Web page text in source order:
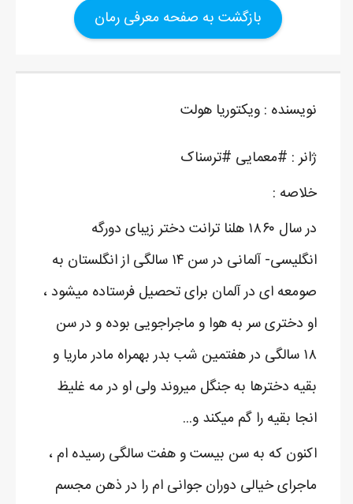
بازگشت به صفحه معرفی رمان
نویسنده : ویکتوریا هولت
ژانر : #معمایی #ترسناک
خلاصه :
در سال ۱۸۶۰ هلنا ترانت دختر زیبای دورگه
انگلیسی- آلمانی در سن ۱۴ سالگی از انگلستان به
صومعه ای در آلمان برای تحصیل فرستاده میشود ،
او دختری سر به هوا و ماجراجویی بوده و در سن
۱۸ سالگی در هفتمین شب بدر بهمراه مادر ماریا و
بقیه دخترها به جنگل میروند ولی او در مه غلیظ
انجا بقیه را گم میکند و...
اکنون که به سن بیست و هفت سالگی رسیده ام ،
ماجرای خیالی دوران جوانی ام را در ذهن مجسم